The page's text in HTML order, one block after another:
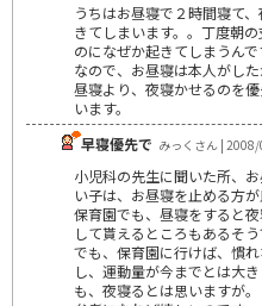
うちはお昼寝で２時間寝て
きてしまいます。。丁度朝
のになぜか起きてしまうんで
なので、お昼寝は本人がし
昼寝より、夜寝かせるのを
います。
早寝優先で みっくさん |
小児科の先生に聞いた所、
い子は、お昼寝を止める方が
保育園でも、昼寝をすると
して貰えるところもあるそう
でも、保育園に行けば、慣
し、運動量が今までとは大
も、夜寝るとは思いますが。